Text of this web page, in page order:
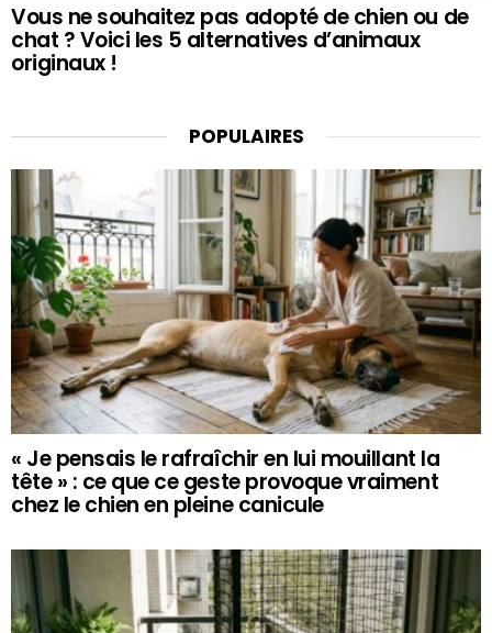
Vous ne souhaitez pas adopté de chien ou de
chat ? Voici les 5 alternatives d’animaux
originaux !
POPULAIRES
« Je pensais le rafraîchir en lui mouillant la
tête » : ce que ce geste provoque vraiment
chez le chien en pleine canicule